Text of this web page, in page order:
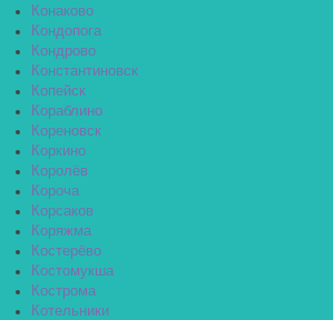
Конаково
Кондопога
Кондрово
Константиновск
Копейск
Кораблино
Кореновск
Коркино
Королёв
Короча
Корсаков
Коряжма
Костерёво
Костомукша
Кострома
Котельники